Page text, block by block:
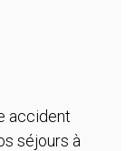
accident
séjours à